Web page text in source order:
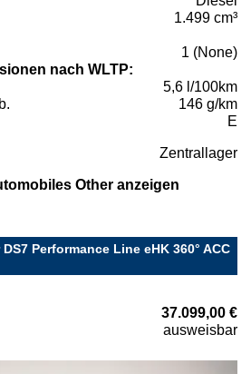
1.499 cm³
1 (None)
nach WLTP:
5,6 l/100km
146 g/km
E
Zentrallager
Other anzeigen
Performance Line eHK 360° ACC
37.099,00 €
ausweisbar